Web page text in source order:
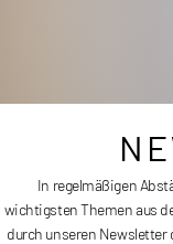
In regelmäßigen
wichtigsten Themen aus
durch unseren